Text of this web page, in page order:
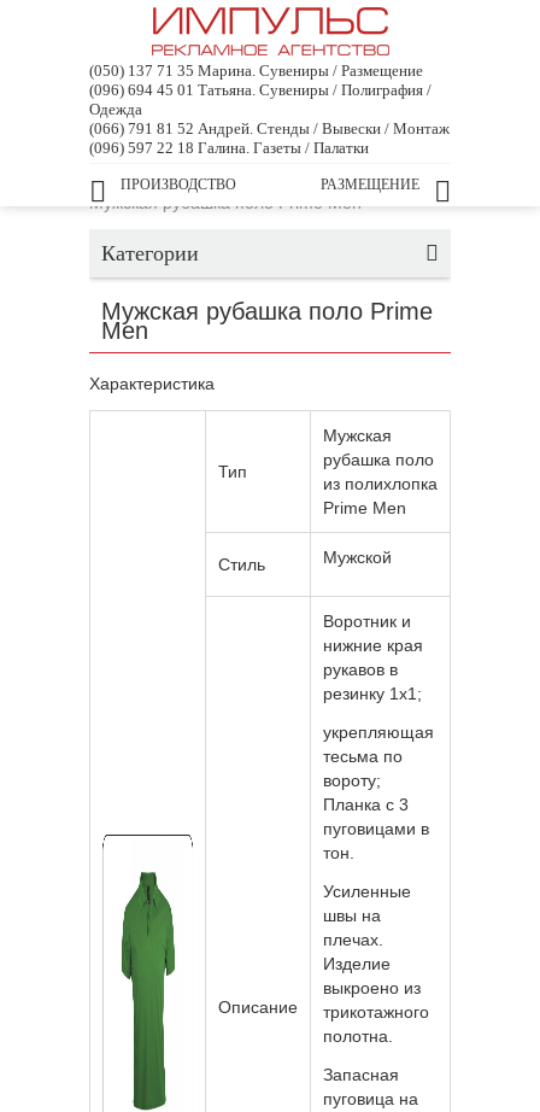
(050) 137 71 35 Марина. Сувениры / Размещение
(096) 694 45 01 Татьяна. Сувениры / Полиграфия /
Одежда
(066) 791 81 52 Андрей. Стенды / Вывески / Монтаж
(096) 597 22 18 Галина. Газеты / Палатки
ПРОИЗВОДСТВО РАЗМЕЩЕНИЕ
Главная / Промо-одежда Рубашки поло
/
Мужская рубашка поло Prime Men
Категории
Мужская рубашка поло Prime
Men
Характеристика
Тип
Мужская
рубашка поло
из полихлопка
Prime Men
Стиль Мужской
Описание
Воротник и
нижние края
рукавов в
резинку 1x1;
укрепляющая
тесьма по
вороту;
Планка с 3
пуговицами в
тон.
Усиленные
швы на
плечах.
Изделие
выкроено из
трикотажного
полотна.
Запасная
пуговица на